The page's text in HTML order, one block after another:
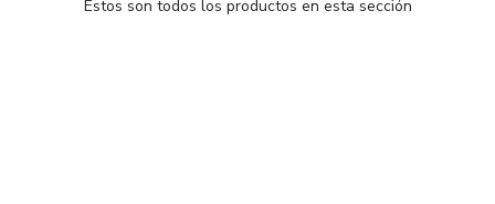
Estos son todos los productos en esta sección